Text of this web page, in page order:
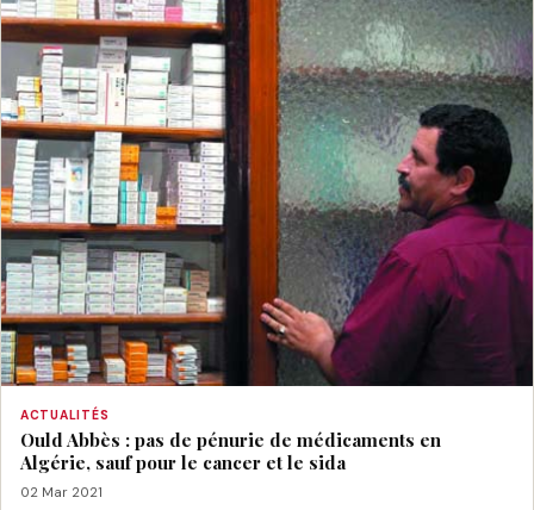
ACTUALITÉS
Ould Abbès : pas de pénurie de médicaments en
Algérie, sauf pour le cancer et le sida
02 Mar 2021